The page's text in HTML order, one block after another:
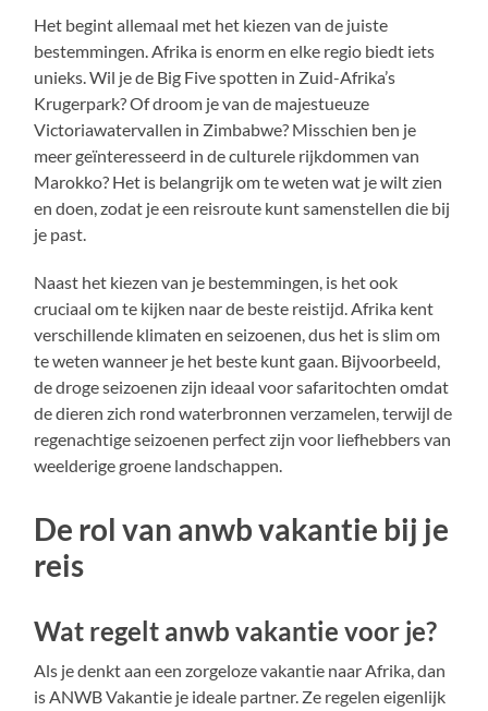
Het begint allemaal met het kiezen van de juiste
bestemmingen. Afrika is enorm en elke regio biedt iets
unieks. Wil je de Big Five spotten in Zuid-Afrika’s
Krugerpark? Of droom je van de majestueuze
Victoriawatervallen in Zimbabwe? Misschien ben je
meer geïnteresseerd in de culturele rijkdommen van
Marokko? Het is belangrijk om te weten wat je wilt zien
en doen, zodat je een reisroute kunt samenstellen die bij
je past.
Naast het kiezen van je bestemmingen, is het ook
cruciaal om te kijken naar de beste reistijd. Afrika kent
verschillende klimaten en seizoenen, dus het is slim om
te weten wanneer je het beste kunt gaan. Bijvoorbeeld,
de droge seizoenen zijn ideaal voor safaritochten omdat
de dieren zich rond waterbronnen verzamelen, terwijl de
regenachtige seizoenen perfect zijn voor liefhebbers van
weelderige groene landschappen.
De rol van anwb vakantie bij je
reis
Wat regelt anwb vakantie voor je?
Als je denkt aan een zorgeloze vakantie naar Afrika, dan
is ANWB Vakantie je ideale partner. Ze regelen eigenlijk